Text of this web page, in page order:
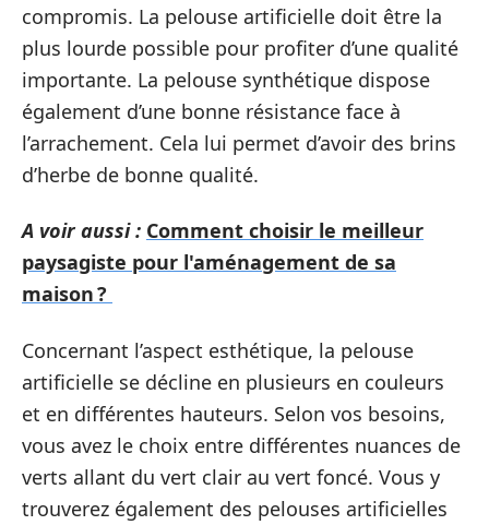
compromis. La pelouse artificielle doit être la
plus lourde possible pour profiter d’une qualité
importante. La pelouse synthétique dispose
également d’une bonne résistance face à
l’arrachement. Cela lui permet d’avoir des brins
d’herbe de bonne qualité.
A voir aussi : Comment choisir le meilleur
paysagiste pour l'aménagement de sa
maison ?
Concernant l’aspect esthétique, la pelouse
artificielle se décline en plusieurs en couleurs
et en différentes hauteurs. Selon vos besoins,
vous avez le choix entre différentes nuances de
verts allant du vert clair au vert foncé. Vous y
trouverez également des pelouses artificielles